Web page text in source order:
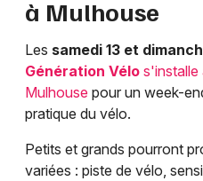
à Mulhouse
Les samedi 13 et
Génération Vélo s'installe
Mulhouse pour un week-
pratique du vélo.
Petits et grands pourront
variées : piste de vélo,